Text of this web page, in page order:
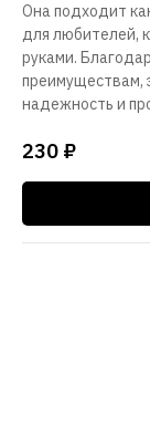
Она подходит
для любителей,
руками.
преимуществам,
надежность и
230 ₽